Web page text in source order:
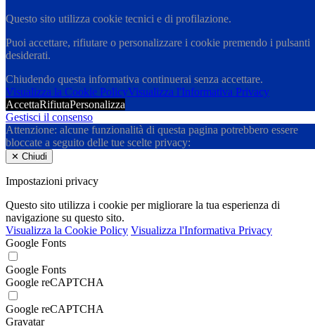
Questo sito utilizza cookie tecnici e di profilazione.
Puoi accettare, rifiutare o personalizzare i cookie premendo i pulsanti
desiderati.
Chiudendo questa informativa continuerai senza accettare.
Visualizza la Cookie PolicyVisualizza l'Informativa Privacy
AccettaRifiutaPersonalizza
Gestisci il consenso
Attenzione: alcune funzionalità di questa pagina potrebbero essere
bloccate a seguito delle tue scelte privacy:
✕ Chiudi
Impostazioni privacy
Questo sito utilizza i cookie per migliorare la tua esperienza di
navigazione su questo sito.
Visualizza la Cookie Policy Visualizza l'Informativa Privacy
Google Fonts
Google Fonts
Google reCAPTCHA
Google reCAPTCHA
Gravatar